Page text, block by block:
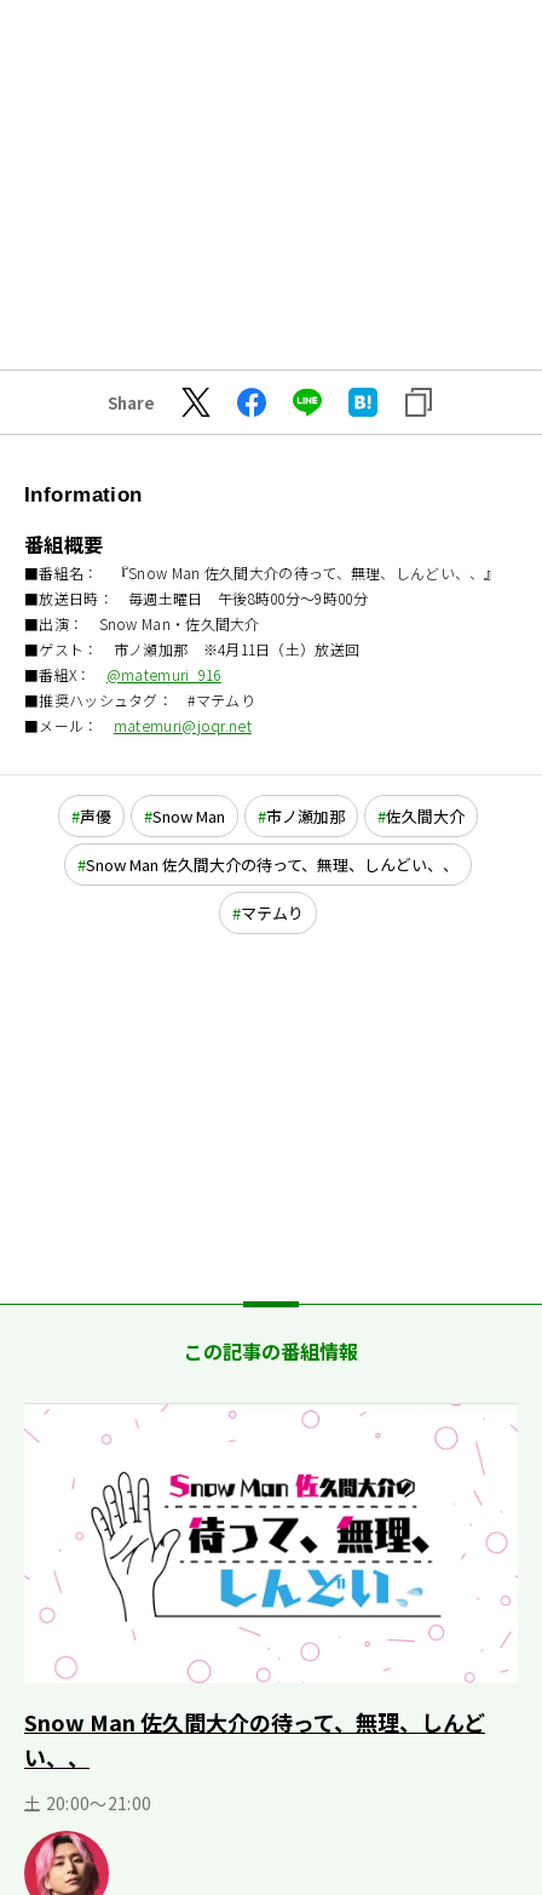
Share
Information
番組概要
■番組名： 『Snow Man 佐久間大介の待って、無理、しんどい、、』
■放送日時： 毎週土曜日 午後8時00分～9時00分
■出演： Snow Man・佐久間大介
■ゲスト： 市ノ瀬加那 ※4月11日（土）放送回
■番組X： @matemuri_916
■推奨ハッシュタグ： #マテムり
■メール： matemuri@joqr.net
声優 Snow Man 市ノ瀬加那 佐久間大介
Snow Man 佐久間大介の待って、無理、しんどい、、
マテムり
この記事の番組情報
Snow Man 佐久間大介の待って、無理、しんど
い、、
土 20:00～21:00